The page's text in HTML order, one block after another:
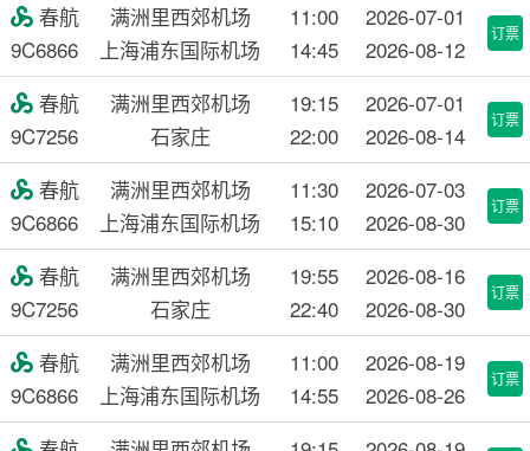
春航
9C6866
满洲里西郊机场
上海浦东国际机场
11:00
14:45
2026-07-01
2026-08-12
订票
春航
9C7256
满洲里西郊机场
石家庄
19:15
22:00
2026-07-01
2026-08-14
订票
春航
9C6866
满洲里西郊机场
上海浦东国际机场
11:30
15:10
2026-07-03
2026-08-30
订票
春航
9C7256
满洲里西郊机场
石家庄
19:55
22:40
2026-08-16
2026-08-30
订票
春航
9C6866
满洲里西郊机场
上海浦东国际机场
11:00
14:55
2026-08-19
2026-08-26
订票